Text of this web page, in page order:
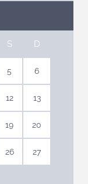
S D
5 6
12 13
19 20
26 27